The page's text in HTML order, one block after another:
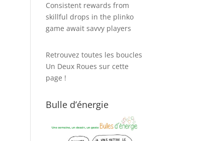
Consistent rewards from
skillful drops in the plinko
game await savvy players
Retrouvez toutes les boucles
Un Deux Roues sur cette
page !
Bulle d’énergie